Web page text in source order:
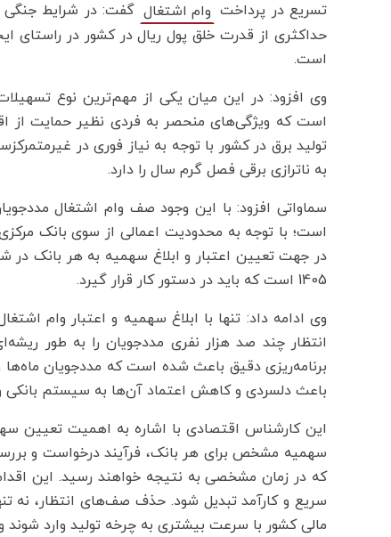
تسریع در پرداخت وام اشتغال گفت: در شرایط جنگی
حداکثری از قدرت خلق پول ریال در کشور در راستای
است.
وی افزود: در این میان یکی از مهم‌ترین نوع
است که ویژگی‌های منحصر به فردی نظیر حمایت از
تولید برق در کشور با توجه به نیاز فوری در
به ناترازی برقی فصل گرم سال را دارد.
است؛ با توجه به محدودیت اعمالی از سوی بانک
1405 است که باید در دستور کار قرار گیرد.
انتظار چند صد هزار نفری مددجویان را به طور
برنامه‌ریزی دقیق باعث شده است که مددجویان ماه‌ها
باعث دلسردی و کاهش اعتماد آن‌ها به سیستم
سهمیه مشخص برای هر بانک، فرآیند درخواست و
که در زمان مشخصی به نتیجه خواهند رسید. این
سریع و کارآمد تبدیل شود. حذف صف‌های انتظار، نه
مالی کشور با سرعت بیشتری به چرخه تولید وارد شوند